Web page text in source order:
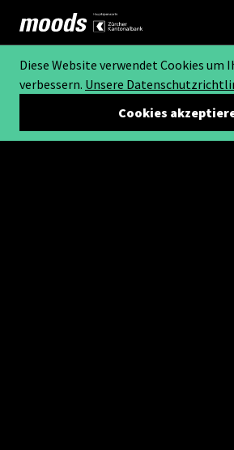
Diese Website verwendet Cookies um
verbessern. Unsere
Cookies